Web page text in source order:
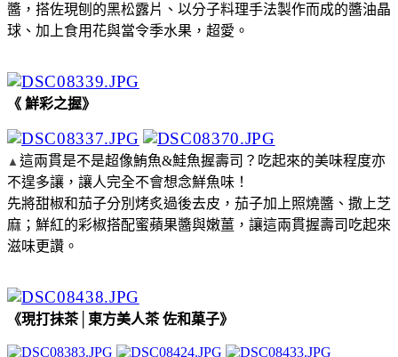
醬，搭佐現刨的黑松露片、以分子料理手法製作而成的醬油晶
球、加上食用花與當令季水果，超愛。
《 鮮彩之握》
▲ 這兩貫是不是超像鮪魚&鮭魚握壽司？吃起來的美味程度亦
不遑多讓，讓人完全不會想念鮮魚味！
先將甜椒和茄子分別烤炙過後去皮，茄子加上照燒醬、撒上芝
麻；鮮紅的彩椒搭配蜜蘋果醬與嫩薑，讓這兩貫握壽司吃起來
滋味更讚。
《現打抺茶│東方美人茶 佐和菓子》